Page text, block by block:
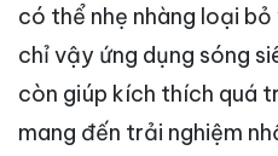
có thể nhẹ nhàng loại
chỉ vậy ứng dụng sóng
còn giúp kích thích quá
mang đến trải nghiệm